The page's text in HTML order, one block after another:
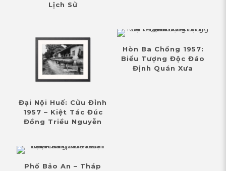
Lịch Sử
Đại Nội Huế: Cửu Đỉnh
1957 – Kiệt Tác Đúc
Đồng Triều Nguyễn
Hòn Ba Chồng 1957:
Biểu Tượng Độc Đáo
Định Quán Xưa
Phố Bảo An – Tháp